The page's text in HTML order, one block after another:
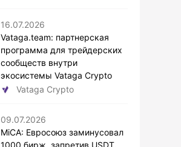
16.07.2026
Vataga.team: партнерская
программа для трейдерских
сообществ внутри
экосистемы Vataga Crypto
Vataga Crypto
09.07.2026
MiCA: Евросоюз заминусовал
1000 бирж, запретив USDT.